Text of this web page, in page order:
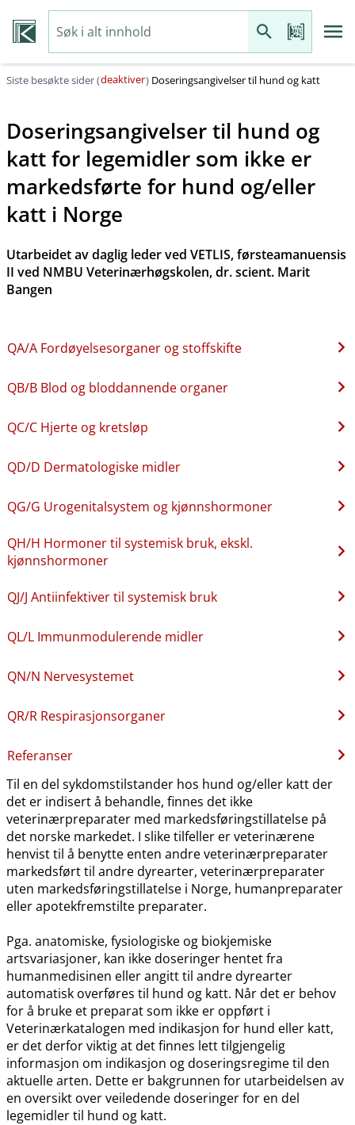
Siste besøkte sider (deaktiver) Doseringsangivelser til hund og katt
Doseringsangivelser til hund og
katt for legemidler som ikke er
markedsførte for hund og​/​eller
katt i Norge
Utarbeidet av daglig leder ved VETLIS, førsteamanuensis
II ved NMBU Veterinærhøgskolen, dr. scient. Marit
Bangen
QA​/​A Fordøyelsesorganer og stoffskifte
QB​/​B Blod og bloddannende organer
QC​/​C Hjerte og kretsløp
QD​/​D Dermatologiske midler
QG​/​G Urogenitalsystem og kjønnshormoner
QH​/​H Hormoner til systemisk bruk, ekskl.
kjønnshormoner
QJ​/​J Antiinfektiver til systemisk bruk
QL​/​L Immunmodulerende midler
QN​/​N Nervesystemet
QR​/​R Respirasjonsorganer
Referanser
Til en del sykdomstilstander hos hund og​/​eller katt der
det er indisert å behandle, finnes det ikke
veterinærpreparater med markedsføringstillatelse på
det norske markedet. I slike tilfeller er veterinærene
henvist til å benytte enten andre veterinærpreparater
markedsført til andre dyrearter, veterinærpreparater
uten markedsføringstillatelse i Norge, humanpreparater
eller apotekfremstilte preparater.
Pga. anatomiske, fysiologiske og biokjemiske
artsvariasjoner, kan ikke doseringer hentet fra
humanmedisinen eller angitt til andre dyrearter
automatisk overføres til hund og katt. Når det er behov
for å bruke et preparat som ikke er oppført i
Veterinærkatalogen med indikasjon for hund eller katt,
er det derfor viktig at det finnes lett tilgjengelig
informasjon om indikasjon og doseringsregime til den
aktuelle arten. Dette er bakgrunnen for utarbeidelsen av
en oversikt over veiledende doseringer for en del
legemidler til hund og katt.